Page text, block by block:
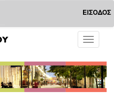
ΕΙΣΟΔΟΣ
Toggle